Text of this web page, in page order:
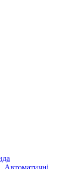
Автоматичні